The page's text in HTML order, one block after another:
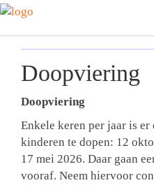
Doopviering
Doopviering
Enkele keren per jaar is
kinderen te dopen: 12
17 mei 2026. Daar gaan
vooraf. Neem hiervoor